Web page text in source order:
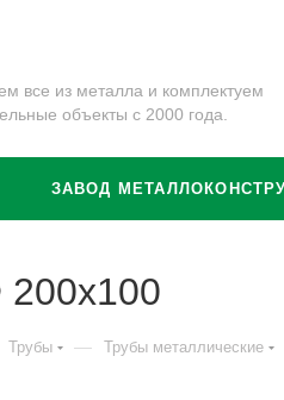
все из металла и комплектуем
объекты с 2000 года.
ЗАВОД
Трубы — Трубы металлические